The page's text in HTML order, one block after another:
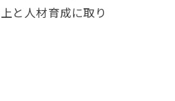
と人材育成に取り